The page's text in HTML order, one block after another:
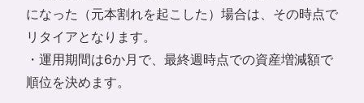
になった（元本割れを起こした）場合は、その時点で
リタイアとなります。
・運用期間は6か月で、最終週時点での資産増減額で
順位を決めます。